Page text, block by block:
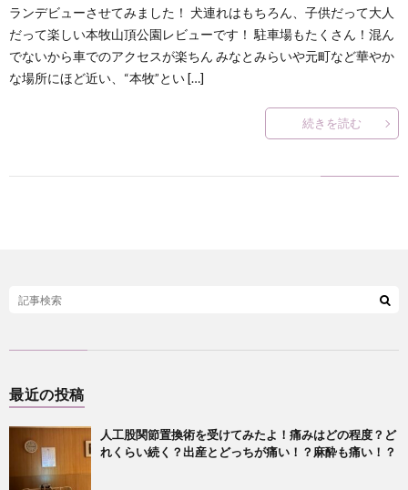
何
？
ランデビューさせてみました！ 犬連れはもちろん、子供だって大人
だって楽しい本牧山頂公園レビューです！ 駐車場もたくさん！混ん
でないから車でのアクセスが楽ちん みなとみらいや元町など華やか
な場所にほど近い、“本牧”とい […]
続きを読む
最近の投稿
人工股関節置換術を受けてみたよ！痛みはどの程度？ど
れくらい続く？出産とどっちが痛い！？麻酔も痛い！？